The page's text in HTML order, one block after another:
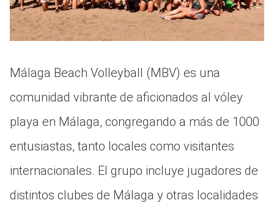
Málaga Beach Volleyball (MBV) es una
comunidad vibrante de aficionados al vóley
playa en Málaga, congregando a más de 1000
entusiastas, tanto locales como visitantes
internacionales. El grupo incluye jugadores de
distintos clubes de Málaga y otras localidades